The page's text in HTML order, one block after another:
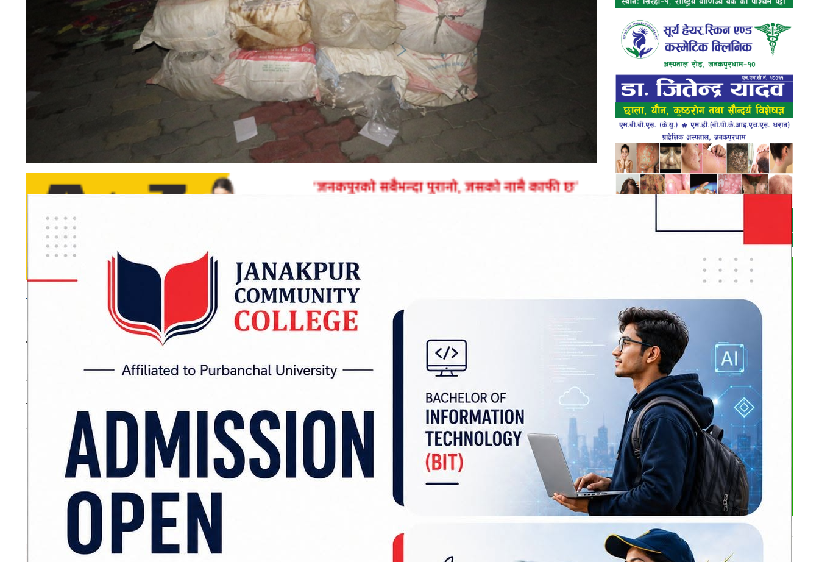
बिराटनगर
: प्रहरीले सुनसरीबाट तीन क्विन्टल बढी अवैध लागुऔषध गाँजा बरामद गरेको छ।
कोशी गाउँपालिका वडा नम्बर ७ हरिपुरबाट प्रहरीले ट्रकमा लुकाएर राखेको अवस्थामा तीन क्विन्टल ४० केजी गाँजा बरामद
गरेको हो।
ADVERTISEMENT
भर्खरै